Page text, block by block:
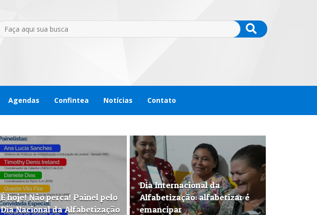
Agendas Confintea Notícias Contato
É hoje! Nâo perca! Painel pelo
Dia Nacional da Alfabetização
Dia Internacional da
Alfabetização: alfabetizar é
emancipar